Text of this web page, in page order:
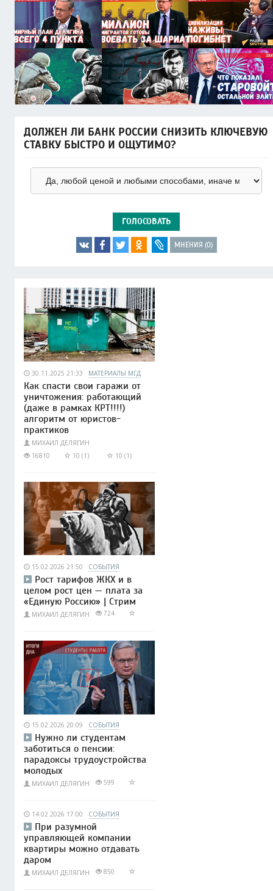
ДОЛЖЕН ЛИ БАНК РОССИИ СНИЗИТЬ КЛЮЧЕВУЮ
СТАВКУ БЫСТРО И ОЩУТИМО?
ГОЛОСОВАТЬ
МНЕНИЯ (0)
30.11.2025 21:33 МАТЕРИАЛЫ МГД
Как спасти свои гаражи от
уничтожения: работающий
(даже в рамках КРТ!!!!)
алгоритм от юристов-
практиков
МИХАИЛ ДЕЛЯГИН
16810
10 (1) 10 (1)
15.02.2026 21:50 СОБЫТИЯ
Рост тарифов ЖКХ и в
целом рост цен — плата за
«Единую Россию» | Стрим
МИХАИЛ ДЕЛЯГИН 724
15.02.2026 20:09 СОБЫТИЯ
Нужно ли студентам
заботиться о пенсии:
парадоксы трудоустройства
молодых
МИХАИЛ ДЕЛЯГИН 599
14.02.2026 17:00 СОБЫТИЯ
При разумной
управляющей компании
квартиры можно отдавать
даром
МИХАИЛ ДЕЛЯГИН 850